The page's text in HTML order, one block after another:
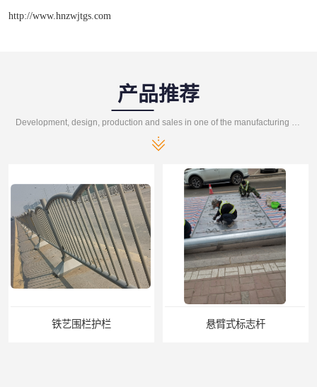
http://www.hnzwjtgs.com
产品推荐
铁艺围栏护栏 悬臂式标志杆